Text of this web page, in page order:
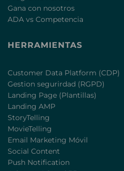
Gana con nosotros
ADA vs Competencia
HERRAMIENTAS
Customer Data Platform (CDP)
Gestion segurirdad (RGPD)
Landing Page (Plantillas)
Landing AMP
StoryTelling
MovieTelling
Email Marketing Móvil
Social Content
Push Notification